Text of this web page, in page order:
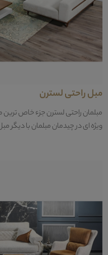
مبل راحتی لسترن
مبلمان راحتی لسترن جزء خاص ترین
ویژه ای در چیدمان مبلمان با دیگر